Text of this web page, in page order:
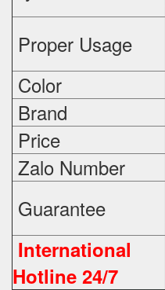
Proper Usage
Color
Brand
Price
Zalo Number
Guarantee
International
Hotline 24/7